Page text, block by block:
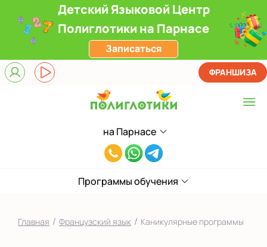
Детский Языковой Центр
Полиглотики на Парнасе
Записаться
на Парнасе
Выберите центр
ЖК Лондон Парк
Приморский
на Ленинском
8(812)660-
05
ФРАНШИЗА
Программы обучения
Главная / Французский язык / Каникулярные программы